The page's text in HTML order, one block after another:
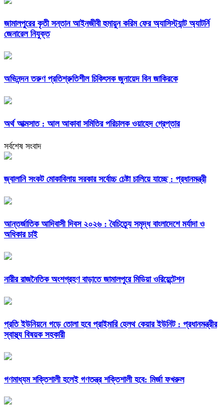
জামালপুরের কৃতী সন্তান আইনজীবী হুমায়ুন করিম ফের অ্যাসিস্ট্যান্ট অ্যাটর্নি
জেনারেল নিযুক্ত
অভিনন্দন তরুণ প্রতিশ্রুতিশীল চিকিৎসক জুনায়েদ বিন জাকিরকে
অর্থ আত্মসাত : আল আকাবা সমিতির পরিচালক ওয়াহেদ গ্রেপ্তার
সর্বশেষ সংবাদ
জ্বালানি সংকট মোকাবিলায় সরকার সর্বোচ্চ চেষ্টা চালিয়ে যাচ্ছে : প্রধানমন্ত্রী
আন্তর্জাতিক আদিবাসী দিবস ২০২৬ : বৈচিত্র্যে সমৃদ্ধ বাংলাদেশে মর্যাদা ও
অধিকার চাই
নারীর রাজনৈতিক অংশগ্রহণ বাড়াতে জামালপুরে মিডিয়া ওরিয়েন্টেশন
প্রতি ইউনিয়নে গড়ে তোলা হবে প্রাইমারি হেলথ কেয়ার ইউনিট : প্রধানমন্ত্রীর
স্বাস্থ্য বিষয়ক সহকারী
গণমাধ্যম শক্তিশালী হলেই গণতন্ত্র শক্তিশালী হবে: মির্জা ফখরুল